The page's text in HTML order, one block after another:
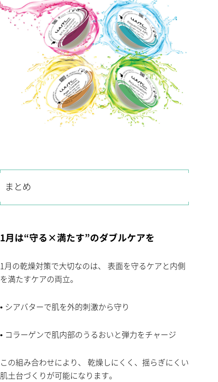
まとめ
1月は“守る×満たす”のダブルケアを
1月の乾燥対策で大切なのは、 表面を守るケアと内側
を満たすケアの両立。
• シアバターで肌を外的刺激から守り
• コラーゲンで肌内部のうるおいと弾力をチャージ
この組み合わせにより、 乾燥しにくく、揺らぎにくい
肌土台づくりが可能になります。